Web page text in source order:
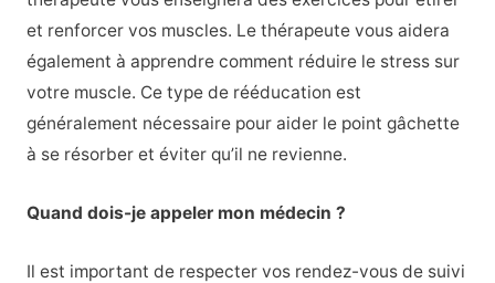
et renforcer vos muscles. Le thérapeute vous aidera
également à apprendre comment réduire le stress sur
votre muscle. Ce type de rééducation est
généralement nécessaire pour aider le point gâchette
à se résorber et éviter qu’il ne revienne.
Quand dois-je appeler mon médecin ?
Il est important de respecter vos rendez-vous de suivi